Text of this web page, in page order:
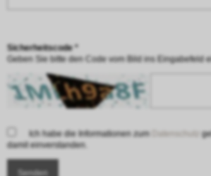
Sicherheitscode *
Geben Sie bitte den Code vom Bild ins Eingabefeld
Ich habe die Informationen zum
damit einverstanden.